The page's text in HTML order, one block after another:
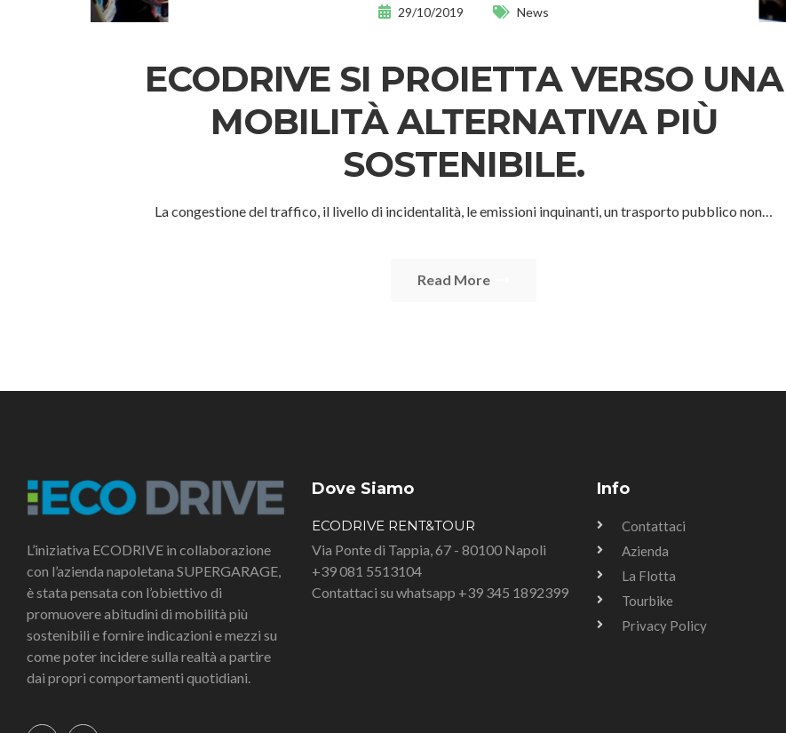
29/10/2019 News
ECODRIVE SI PROIETTA VERSO UNA
MOBILITÀ ALTERNATIVA PIÙ
SOSTENIBILE.
La congestione del traffico, il livello di incidentalità, le emissioni inquinanti, un trasporto pubblico non…
Read More
L’iniziativa ECODRIVE in collaborazione
con l’azienda napoletana SUPERGARAGE,
è stata pensata con l’obiettivo di
promuovere abitudini di mobilità più
sostenibili e fornire indicazioni e mezzi su
come poter incidere sulla realtà a partire
dai propri comportamenti quotidiani.
Dove Siamo
ECODRIVE RENT&TOUR
Via Ponte di Tappia, 67 - 80100 Napoli
+39 081 5513104
Contattaci su whatsapp +39 345 1892399
Info
Contattaci
Azienda
La Flotta
Tourbike
Privacy Policy